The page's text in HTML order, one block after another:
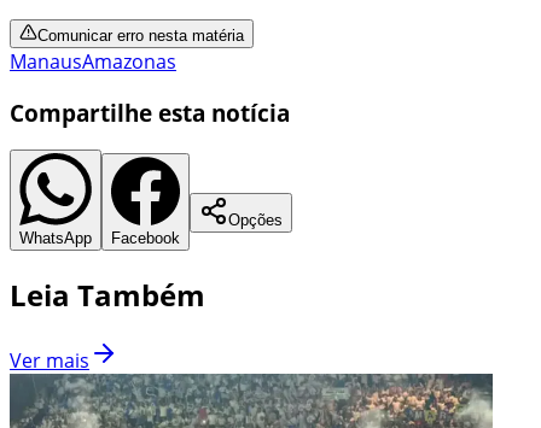
Comunicar erro nesta matéria
ManausAmazonas
Compartilhe esta notícia
WhatsApp Facebook
Opções
Leia Também
Ver mais